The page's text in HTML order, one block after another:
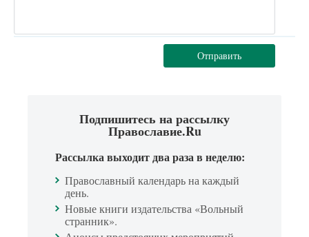
Отправить
Подпишитесь на рассылку
Православие.Ru
Рассылка выходит два раза в неделю:
Православный календарь на каждый
день.
Новые книги издательства «Вольный
странник».